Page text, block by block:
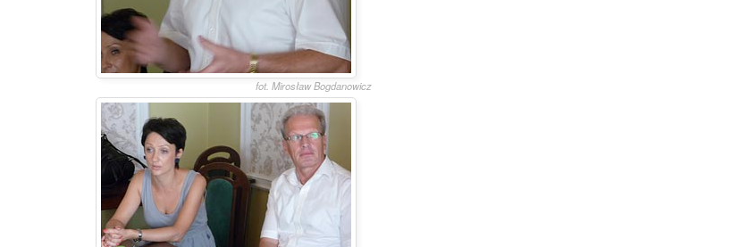
fot. Mirosław Bogdanowicz